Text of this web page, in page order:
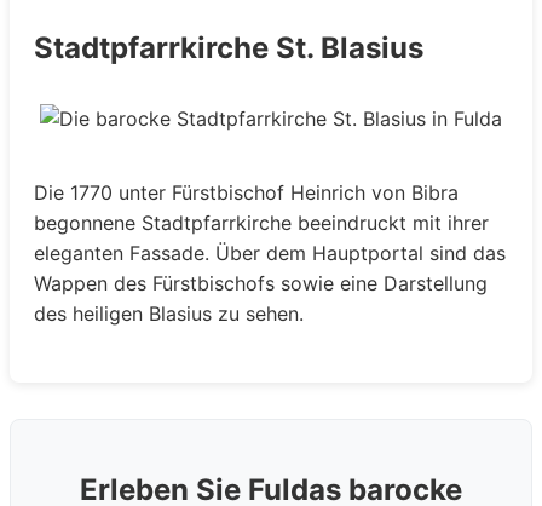
Stadtpfarrkirche St. Blasius
Die 1770 unter Fürstbischof Heinrich von Bibra
begonnene Stadtpfarrkirche beeindruckt mit ihrer
eleganten Fassade. Über dem Hauptportal sind das
Wappen des Fürstbischofs sowie eine Darstellung
des heiligen Blasius zu sehen.
Erleben Sie Fuldas barocke